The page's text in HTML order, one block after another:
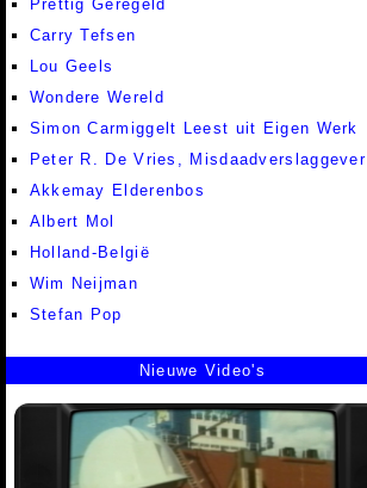
Prettig Geregeld
Carry Tefsen
Lou Geels
Wondere Wereld
Simon Carmiggelt Leest uit Eigen Werk
Peter R. De Vries, Misdaadverslaggever
Akkemay Elderenbos
Albert Mol
Holland-België
Wim Neijman
Stefan Pop
Nieuwe Video's